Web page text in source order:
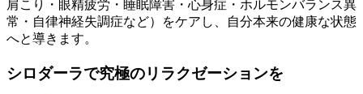
肩こり・眼精疲労・睡眠障害・心身症・ホルモンバランス異
常・自律神経失調症など）をケアし、自分本来の健康な状態
へと導きます。
シロダーラで究極のリラクゼーションを